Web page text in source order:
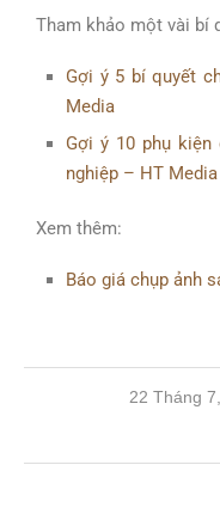
Tham khảo một vài bí
Gợi ý 5 bí quyết
Media
Gợi ý 10 phụ kiện
nghiệp – HT Media
Xem thêm:
Báo giá chụp ảnh
22 Tháng